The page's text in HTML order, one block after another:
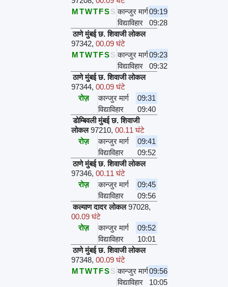
MTWT FS S कान्जुर मार्ग09:19
विद्याविहार
09:28
ठाणे मुंबई छ. शिवाजी लोकल
97342, 00.09 घंटे
MTWT FS S कान्जुर मार्ग09:23
विद्याविहार
09:32
ठाणे मुंबई छ. शिवाजी लोकल
97344, 00.09 घंटे
रोज़
कान्जुर मार्ग
09:31
विद्याविहार
09:40
डोम्बिवली मुंबई छ. शिवाजी
लोकल 97210, 00.11 घंटे
रोज़
कान्जुर मार्ग
09:41
विद्याविहार
09:52
ठाणे मुंबई छ. शिवाजी लोकल
97346, 00.11 घंटे
रोज़
कान्जुर मार्ग
09:45
विद्याविहार
09:56
कल्याण दादर लोकल 97028,
00.09 घंटे
रोज़
कान्जुर मार्ग
09:52
विद्याविहार
10:01
ठाणे मुंबई छ. शिवाजी लोकल
97348, 00.09 घंटे
MTWT FS S कान्जुर मार्ग09:56
विद्याविहार
10:05